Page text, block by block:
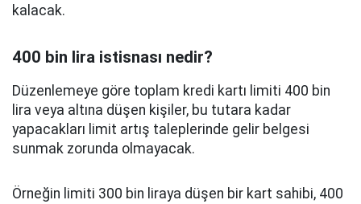
kalacak.
400 bin lira istisnası nedir?
Düzenlemeye göre toplam kredi kartı limiti 400 bin
lira veya altına düşen kişiler, bu tutara kadar
yapacakları limit artış taleplerinde gelir belgesi
sunmak zorunda olmayacak.
Örneğin limiti 300 bin liraya düşen bir kart sahibi, 400